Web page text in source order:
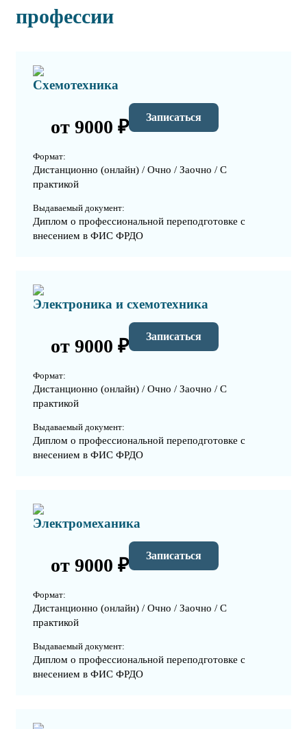
профессии
Схемотехника
от 9000 ₽ Записаться
Формат:
Дистанционно (онлайн) / Очно / Заочно / С
практикой
Выдаваемый документ:
Диплом о профессиональной переподготовке с
внесением в ФИС ФРДО
Электроника и схемотехника
от 9000 ₽ Записаться
Формат:
Дистанционно (онлайн) / Очно / Заочно / С
практикой
Выдаваемый документ:
Диплом о профессиональной переподготовке с
внесением в ФИС ФРДО
Электромеханика
от 9000 ₽ Записаться
Формат:
Дистанционно (онлайн) / Очно / Заочно / С
практикой
Выдаваемый документ:
Диплом о профессиональной переподготовке с
внесением в ФИС ФРДО